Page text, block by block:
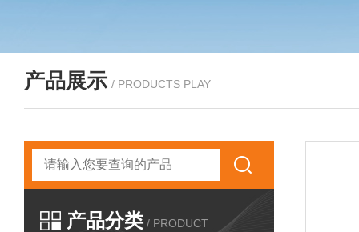
产品展示 / PRODUCTS PLAY
产品分类 / PRODUCT